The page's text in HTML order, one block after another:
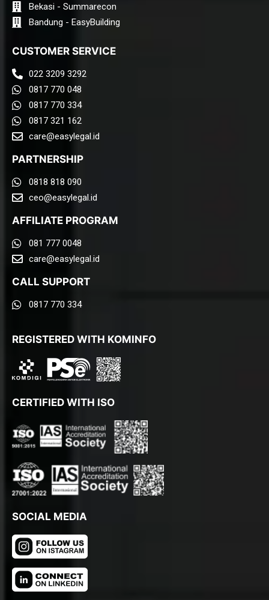
Bekasi - Summarecon
Bandung - EasyBuilding
CUSTOMER SERVICE
022 3209 3292
0817 770 048
0817 770 334
0817 321 162
care@easylegal.id​
PARTNERSHIP
0818 818 090
ceo@easylegal.id
AFFILIATE PROGRAM
081 777 0048
care@easylegal.id​
CALL SUPPORT
0817 770 334
REGISTERED WITH KOMINFO
CERTIFIED WITH ISO
SOCIAL MEDIA